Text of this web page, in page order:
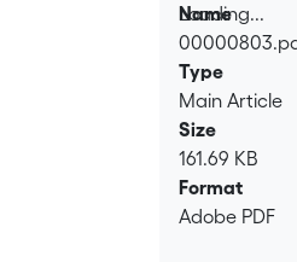
Loading...
Loading...
Name
Type
Main Article
Size
161.69 KB
Format
Adobe PDF